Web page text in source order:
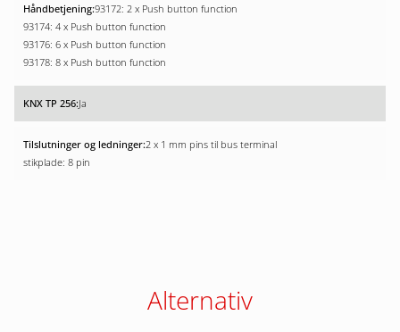
93172: 2 x Push button function
93174: 4 x Push button function
93176: 6 x Push button function
93178: 8 x Push button function
Ja
2 x 1 mm pins til bus terminal
stikplade: 8 pin
Alternativ